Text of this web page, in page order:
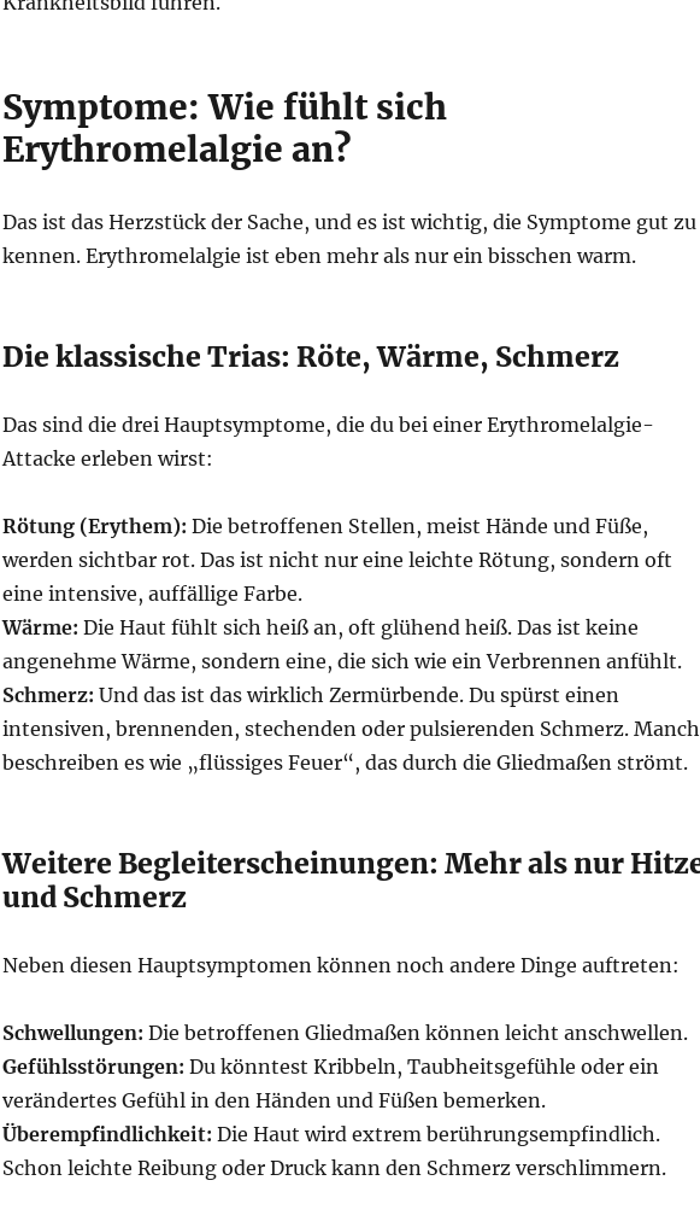
Symptome: Wie fühlt sich
Erythromelalgie an?
Das ist das Herzstück der Sache, und es ist wichtig, die Symptome gut zu
kennen. Erythromelalgie ist eben mehr als nur ein bisschen warm.
Die klassische Trias: Röte, Wärme, Schmerz
Das sind die drei Hauptsymptome, die du bei einer Erythromelalgie-
Attacke erleben wirst:
Rötung (Erythem): Die betroffenen Stellen, meist Hände und Füße,
werden sichtbar rot. Das ist nicht nur eine leichte Rötung, sondern oft
eine intensive, auffällige Farbe.
Wärme: Die Haut fühlt sich heiß an, oft glühend heiß. Das ist keine
angenehme Wärme, sondern eine, die sich wie ein Verbrennen anfühlt.
Schmerz: Und das ist das wirklich Zermürbende. Du spürst einen
intensiven, brennenden, stechenden oder pulsierenden Schmerz.
beschreiben es wie „flüssiges Feuer“, das durch die Gliedmaßen strömt.
Weitere Begleiterscheinungen: Mehr als nur
und Schmerz
Neben diesen Hauptsymptomen können noch andere Dinge auftreten:
Schwellungen: Die betroffenen Gliedmaßen können leicht anschwellen.
Gefühlsstörungen: Du könntest Kribbeln, Taubheitsgefühle oder ein
verändertes Gefühl in den Händen und Füßen bemerken.
Überempfindlichkeit: Die Haut wird extrem berührungsempfindlich.
Schon leichte Reibung oder Druck kann den Schmerz verschlimmern.